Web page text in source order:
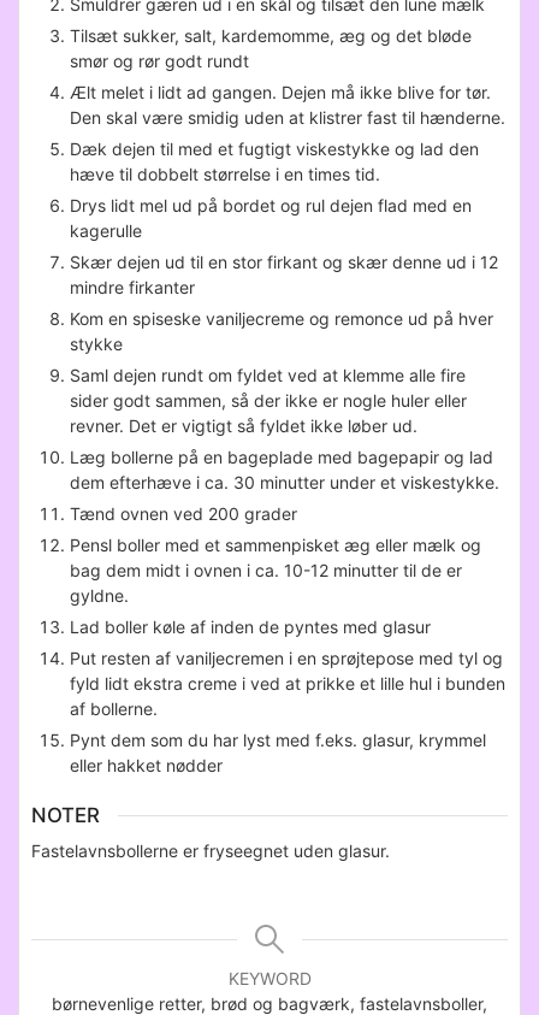
Smuldrer gæren ud i en skål og tilsæt den lune mælk
Tilsæt sukker, salt, kardemomme, æg og det bløde
smør og rør godt rundt
Ælt melet i lidt ad gangen. Dejen må ikke blive for tør.
Den skal være smidig uden at klistrer fast til hænderne.
Dæk dejen til med et fugtigt viskestykke og lad den
hæve til dobbelt størrelse i en times tid.
Drys lidt mel ud på bordet og rul dejen flad med en
kagerulle
Skær dejen ud til en stor firkant og skær denne ud i 12
mindre firkanter
Kom en spiseske vaniljecreme og remonce ud på hver
stykke
Saml dejen rundt om fyldet ved at klemme alle fire
sider godt sammen, så der ikke er nogle huler eller
revner. Det er vigtigt så fyldet ikke løber ud.
Læg bollerne på en bageplade med bagepapir og lad
dem efterhæve i ca. 30 minutter under et viskestykke.
Tænd ovnen ved 200 grader
Pensl boller med et sammenpisket æg eller mælk og
bag dem midt i ovnen i ca. 10-12 minutter til de er
gyldne.
Lad boller køle af inden de pyntes med glasur
Put resten af vaniljecremen i en sprøjtepose med tyl og
fyld lidt ekstra creme i ved at prikke et lille hul i bunden
af bollerne.
Pynt dem som du har lyst med f.eks. glasur, krymmel
eller hakket nødder
NOTER
Fastelavnsbollerne er fryseegnet uden glasur.
KEYWORD
børnevenlige retter, brød og bagværk, fastelavnsboller,